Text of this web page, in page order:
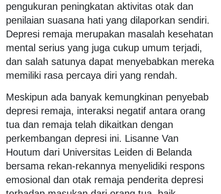
pengukuran peningkatan aktivitas otak dan
penilaian suasana hati yang dilaporkan sendiri.
Depresi remaja merupakan masalah kesehatan
mental serius yang juga cukup umum terjadi,
dan salah satunya dapat menyebabkan mereka
memiliki rasa percaya diri yang rendah.
Meskipun ada banyak kemungkinan penyebab
depresi remaja, interaksi negatif antara orang
tua dan remaja telah dikaitkan dengan
perkembangan depresi ini. Lisanne Van
Houtum dari Universitas Leiden di Belanda
bersama rekan-rekannya menyelidiki respons
emosional dan otak remaja penderita depresi